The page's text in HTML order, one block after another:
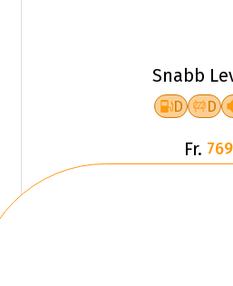
Snabb
D D
Fr.